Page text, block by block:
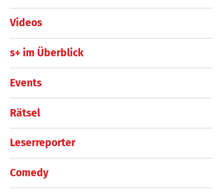
Videos
s+ im Überblick
Events
Rätsel
Leserreporter
Comedy